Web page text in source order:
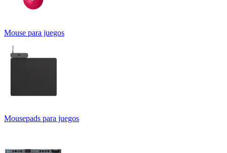
Mouse para juegos
Mousepads para juegos